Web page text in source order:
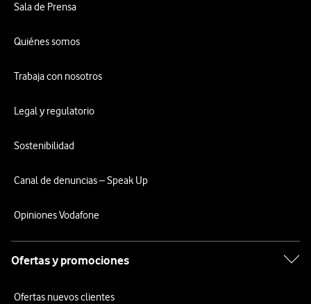
Sala de Prensa
Quiénes somos
Trabaja con nosotros
Legal y regulatorio
Sostenibilidad
Canal de denuncias – Speak Up
Opiniones Vodafone
Ofertas y promociones
Ofertas nuevos clientes